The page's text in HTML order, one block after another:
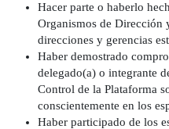
Hacer parte o haberlo
Organismos de Dirección
direcciones y gerencias
Haber demostrado
delegado(a) o integrante
Control de la Plataforma
conscientemente en los
Haber participado de los